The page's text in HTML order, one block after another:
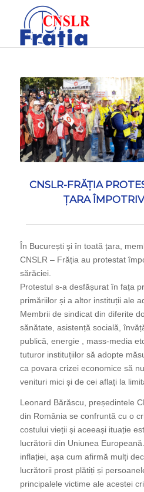
CNSLR-FRĂȚIA
ȚARA
În București și în toată țara,
CNSLR – Frăția au protestat
sărăciei.
Protestul s-a desfășurat în fața
primăriilor și a altor instituții ale
Membrii de sindicat din diferite
sănătate, asistență socială,
publică, energie , mass-media
tuturor instituțiilor să adopte
ca povara crizei economice să
venituri mici și de cei aflați la
Leonard Bărăscu, președintele
din România se confruntă cu o
costului vieții și aceeași ituație
lucrătorii din Uniunea
inflației, așa cum afirmă mulți
lucrătorii prost plătiți și
principalele victime ale acestei